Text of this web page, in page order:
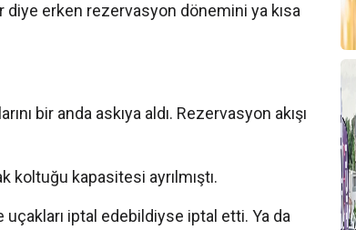
diye erken rezervasyon dönemini ya kısa
bir anda askıya aldı. Rezervasyon akışı
kapasitesi ayrılmıştı.
iptal edebildiyse iptal etti. Ya da